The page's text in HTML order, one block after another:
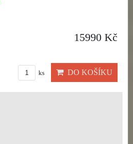
15990 Kč
ks DO KOŠÍKU